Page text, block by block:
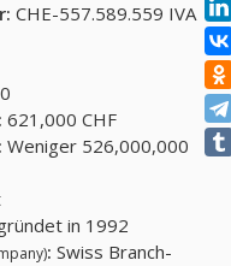
CHE-557.589.559 IVA
: 621,000 CHF
: Weniger 526,000,000
in 1992
: Swiss Branch-